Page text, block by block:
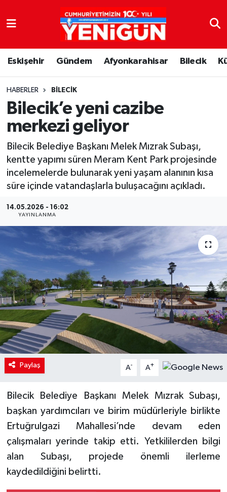
Eskişehir Gündem Afyonkarahisar Bilecik
HABERLER BILECIK
Bilecik’e yeni cazibe
merkezi geliyor
Bilecik Belediye Başkanı Melek Mızrak Subaşı,
kentte yapımı süren Meram Kent Park projesinde
incelemelerde bulunarak yeni yaşam alanının kısa
süre içinde vatandaşlarla buluşacağını açıkladı.
14.05.2026 - 16:02
YAYINLANMA
Paylaş A- A+
Bilecik Belediye Başkanı Melek Mızrak Subaşı,
başkan yardımcıları ve birim müdürleriyle birlikte
Ertuğrulgazi Mahallesi’nde devam eden
çalışmaları yerinde takip etti. Yetkililerden bilgi
alan Subaşı, projede önemli ilerleme
kaydedildiğini belirtti.
Nöbetçi Eczaneler
Hava Durumu
Trafik Durumu
Süper Lig Puan Durumu ve Fikstür
Tüm Manşetler
Son Dakika Haberleri
Haber Arşivi